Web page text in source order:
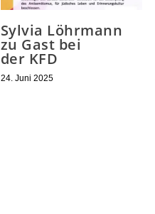
Sylvia Löhrmann
zu Gast bei
der KFD
24. Juni 2025